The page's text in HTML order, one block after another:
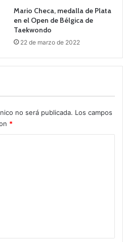
Mario Checa, medalla de Plata
en el Open de Bélgica de
Taekwondo
22 de marzo de 2022
no será publicada. Los campos
*